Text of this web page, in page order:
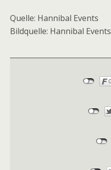
Quelle: Hannibal Events
Bildquelle: Hannibal Events